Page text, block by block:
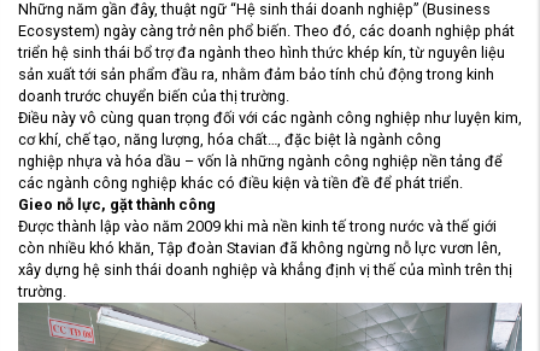
Những năm gần đây, thuật ngữ “Hệ sinh thái doanh nghiệp” (Business
Ecosystem) ngày càng trở nên phổ biến. Theo đó, các doanh nghiệp phát
triển hệ sinh thái bổ trợ đa ngành theo hình thức khép kín, từ nguyên liệu
sản xuất tới sản phẩm đầu ra, nhằm đảm bảo tính chủ động trong kinh
doanh trước chuyển biến của thị trường.
Điều này vô cùng quan trọng đối với các ngành công nghiệp như luyện kim,
cơ khí, chế tạo, năng lượng, hóa chất…, đặc biệt là ngành công
nghiệp nhựa và hóa dầu – vốn là những ngành công nghiệp nền tảng để
các ngành công nghiệp khác có điều kiện và tiền đề để phát triển.
Gieo nỗ lực, gặt thành công
Được thành lập vào năm 2009 khi mà nền kinh tế trong nước và thế giới
còn nhiều khó khăn, Tập đoàn Stavian đã không ngừng nỗ lực vươn lên,
xây dựng hệ sinh thái doanh nghiệp và khẳng định vị thế của mình trên thị
trường.